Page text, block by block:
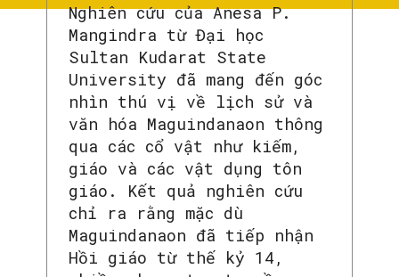
Nghiên cứu của Anesa P.
Mangindra từ Đại học
Sultan Kudarat State
University đã mang đến góc
nhìn thú vị về lịch sử và
văn hóa Maguindanaon thông
qua các cổ vật như kiếm,
giáo và các vật dụng tôn
giáo. Kết quả nghiên cứu
chỉ ra rằng mặc dù
Maguindanaon đã tiếp nhận
Hồi giáo từ thế kỷ 14,